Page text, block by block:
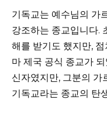
기독교는 예수님의 가
강조하는 종교입니다.
해를 받기도 했지만,
마 제국 공식 종교가
신자였지만, 그분의 가
기독교라는 종교의 탄